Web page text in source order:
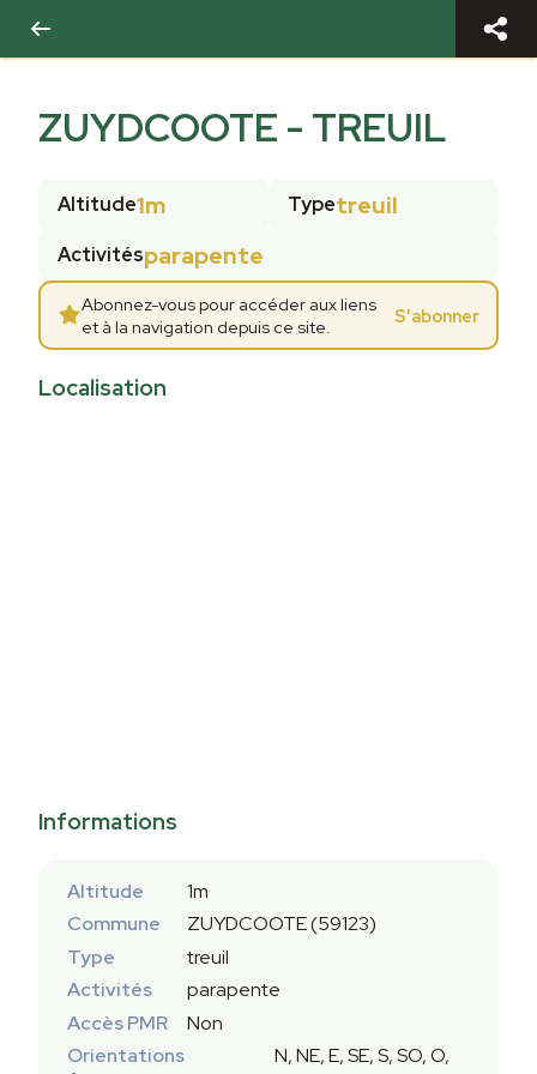
ZUYDCOOTE - TREUIL
Altitude1m Typetreuil
Activitésparapente
Abonnez-vous pour accéder aux liens
et à la navigation depuis ce site.
S'abonner
Localisation
Informations
Altitude
1m
Commune
ZUYDCOOTE (59123)
Type
treuil
Activités
parapente
Accès PMR
Non
Orientations
N, NE, E, SE, S, SO, O,